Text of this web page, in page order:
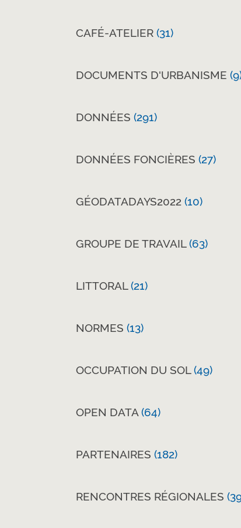
CAFÉ-ATELIER (31)
DOCUMENTS D'URBANISME
DONNÉES (291)
DONNÉES FONCIÈRES (27)
GÉODATADAYS2022 (10)
GROUPE DE TRAVAIL(63)
LITTORAL(21)
NORMES (13)
OCCUPATION DU SOL(49)
OPEN DATA (64)
PARTENAIRES (182)
RENCONTRES RÉGIONALES